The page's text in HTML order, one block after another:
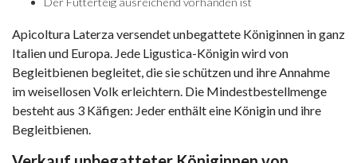
Apicoltura Laterza versendet unbegattete Königinnen in ganz
Italien und Europa. Jede Ligustica-Königin wird von
Begleitbienen begleitet, die sie schützen und ihre Annahme
im weisellosen Volk erleichtern. Die Mindestbestellmenge
besteht aus 3 Käfigen: Jeder enthält eine Königin und ihre
Begleitbienen.